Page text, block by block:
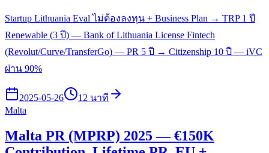
Startup Lithuania Eval ไม่ต้องลงทุน + Business Plan → TRP 1 ปี
Renewable (3 ปี) — Bank of Lithuania License Fintech
(Revolut/Curve/TransferGo) — PR 5 ปี → Citizenship 10 ปี — iVC
ผ่าน 90%
2025-05-26
12 นาที
Malta
Malta PR (MPRP) 2025 — €150K